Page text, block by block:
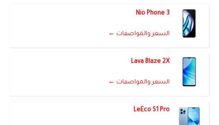
Nio Phone 3
السعر والمواصفات ←
Lava Blaze 2X
السعر والمواصفات ←
LeEco S1 Pro